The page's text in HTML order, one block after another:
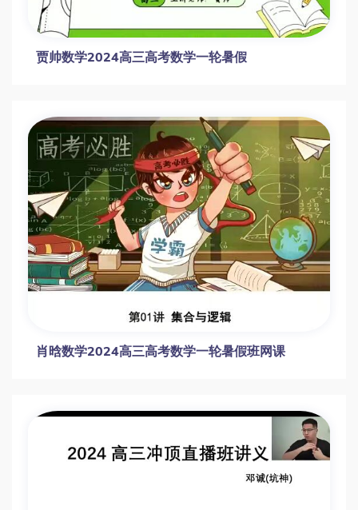
林泽田数学2024高三高考数学一轮暑假